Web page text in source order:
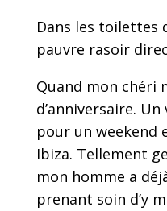
Dans les toilettes
pauvre rasoir
Quand mon chéri
d’anniversaire.
pour un weekend
Ibiza. Tellement
mon homme a
prenant soin d’y